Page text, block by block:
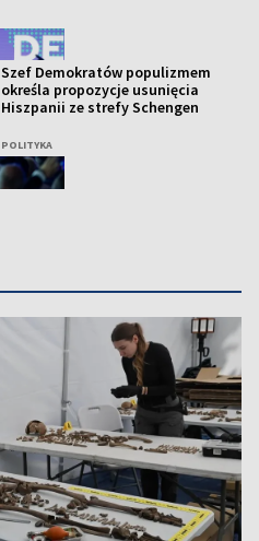
Szef Demokratów populizmem
określa propozycje usunięcia
Hiszpanii ze strefy Schengen
POLITYKA